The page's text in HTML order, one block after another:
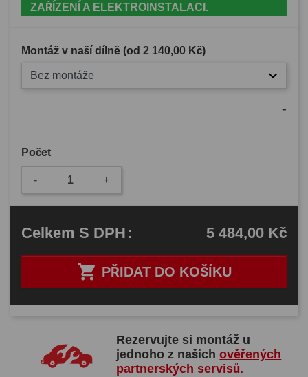
ZAŘÍZENÍ A ELEKTROINSTALACI.
Montáž v naší dílně (od 2 140,00 Kč)
Bez montáže
-
Počet
- +
 PŘIDAT DO KOŠÍKU
Celkem S DPH: 5 484,00 Kč
Rezervujte si montáž u
jednoho z našichověřených
partnerských servisů.